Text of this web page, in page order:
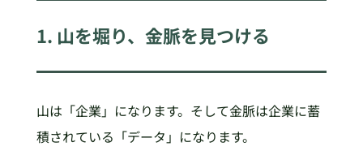
1. 山を堀り、金脈を見つける
山は「企業」になります。そして金脈は企業に蓄
積されている「データ」になります。